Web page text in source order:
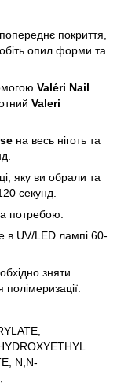
покриття,
опил форми та
Valéri Nail
Valeri
на весь ніготь та
яку ви обрали та
секунд.
потребою.
в UV/LED лампі 60-
зняти
N,N-